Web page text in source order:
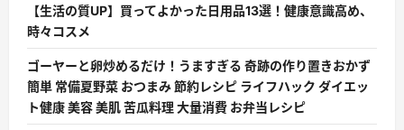
【生活の質UP】買ってよかった日用品13選！健康意識高め、
時々コスメ
ゴーヤーと卵炒めるだけ！うますぎる 奇跡の作り置きおかず
簡単 常備夏野菜 おつまみ 節約レシピ ライフハック ダイエッ
ト健康 美容 美肌 苦瓜料理 大量消費 お弁当レシピ